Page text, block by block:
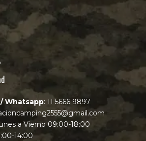
Whatsapp: 11 5666 9897
a Vierno 09:00-18:00
14:00